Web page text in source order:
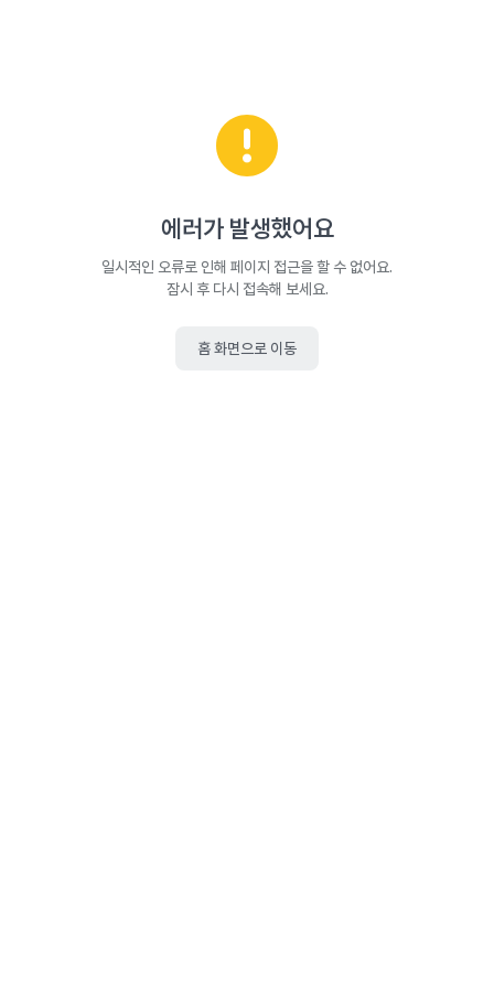
에러가 발생했어요
일시적인 오류로 인해 페이지 접근을 할 수 없어요.
잠시 후 다시 접속해 보세요.
홈 화면으로 이동